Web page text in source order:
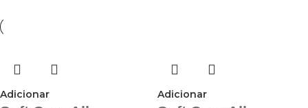
Adicionar Adicionar